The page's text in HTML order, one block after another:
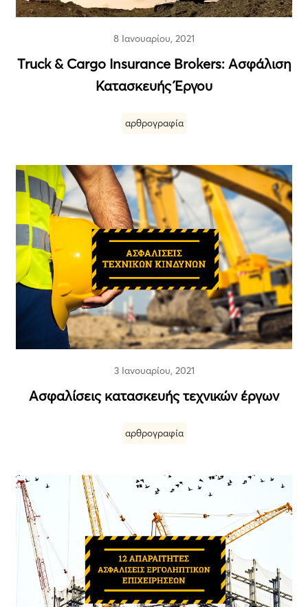
8 Ιανουαρίου, 2021
Τruck & Cargo Insurance Brokers: Ασφάλιση
Κατασκευής Έργου
αρθρογραφία
3 Ιανουαρίου, 2021
Ασφαλίσεις κατασκευής τεχνικών έργων
αρθρογραφία